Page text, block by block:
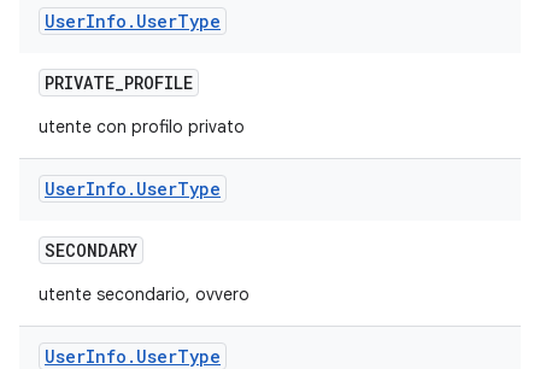
UserInfo . UserType
PRIVATE_PROFILE
utente con profilo privato
UserInfo . UserType
SECONDARY
utente secondario, ovvero
UserInfo . UserType